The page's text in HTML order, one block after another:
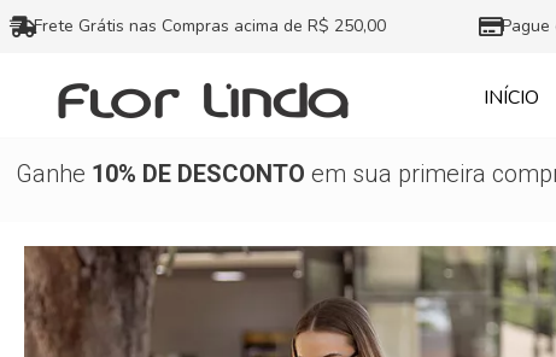
Ir
para
conteúdo
Frete Grátis nas Compras acima de R$ 250,00 Pague
INÍCIO
Ganhe 10% DE DESCONTO em sua primeira